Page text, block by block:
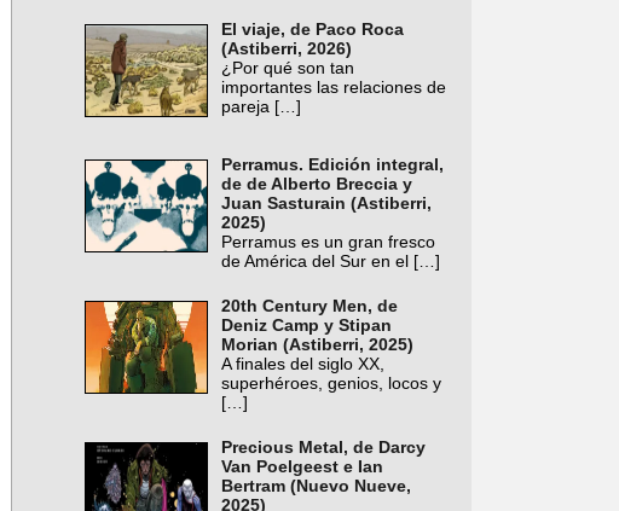
El viaje, de Paco Roca
(Astiberri, 2026)
¿Por qué son tan
importantes las relaciones de
pareja […]
Perramus. Edición integral,
de de Alberto Breccia y
Juan Sasturain (Astiberri,
2025)
Perramus es un gran fresco
de América del Sur en el […]
20th Century Men, de
Deniz Camp y Stipan
Morian (Astiberri, 2025)
A finales del siglo XX,
superhéroes, genios, locos y
[…]
Precious Metal, de Darcy
Van Poelgeest e Ian
Bertram (Nuevo Nueve,
2025)